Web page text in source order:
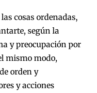
cosas ordenadas,
según la
y preocupación por
mismo modo,
orden y
y acciones